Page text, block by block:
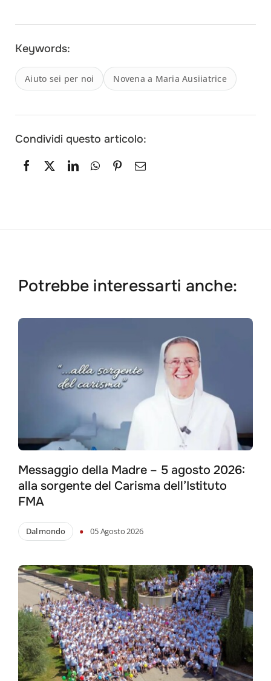
Keywords:
Aiuto sei per noi Novena a Maria Ausiiatrice
Condividi questo articolo:
Potrebbe interessarti anche:
Messaggio della Madre – 5 agosto 2026:
alla sorgente del Carisma dell’Istituto
FMA
Dal mondo • 05 Agosto 2026
Search
for: